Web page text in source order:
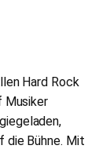
Hard Rock
Musiker
die Bühne. Mit